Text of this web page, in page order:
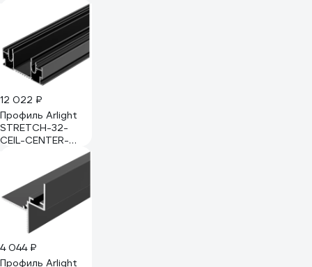
12 022 ₽
Профиль Arlight
STRETCH-32-
CEIL-CENTER-
2000 BLACK 2м 0
4 044 ₽
Профиль Arlight